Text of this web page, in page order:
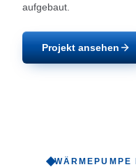
aufgebaut.
Projekt ansehen
WÄRMEPUMPE